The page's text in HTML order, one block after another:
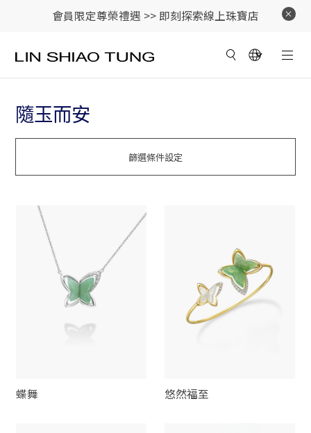
會員限定尊榮禮遇 >> 即刻探索線上珠寶店
隨玉而安
篩選條件設定
蝶舞 悠然福至